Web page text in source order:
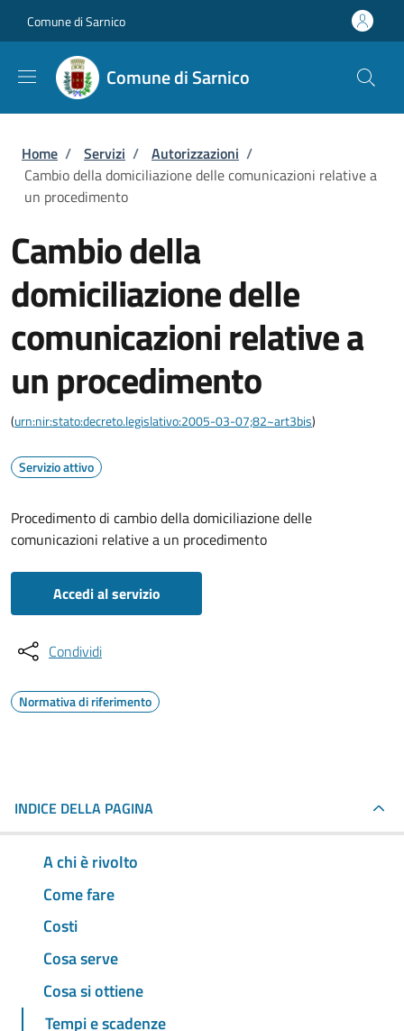
Comune di Sarnico
Comune di Sarnico
Briciole di pane
Home / Servizi / Autorizzazioni /
Cambio della domiciliazione delle comunicazioni relative a
un procedimento
Cambio della
domiciliazione delle
comunicazioni relative a
un procedimento
(urn:nir:stato:decreto.legislativo:2005-03-07;82~art3bis)
Servizio attivo
Procedimento di cambio della domiciliazione delle
comunicazioni relative a un procedimento
Accedi al servizio
Condividi
Normativa di riferimento
INDICE DELLA PAGINA
A chi è rivolto
Come fare
Costi
Cosa serve
Cosa si ottiene
Tempi e scadenze